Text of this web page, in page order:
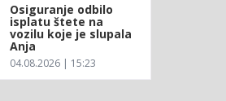
Osiguranje odbilo
isplatu štete na
vozilu koje je slupala
Anja
04.08.2026 | 15:23